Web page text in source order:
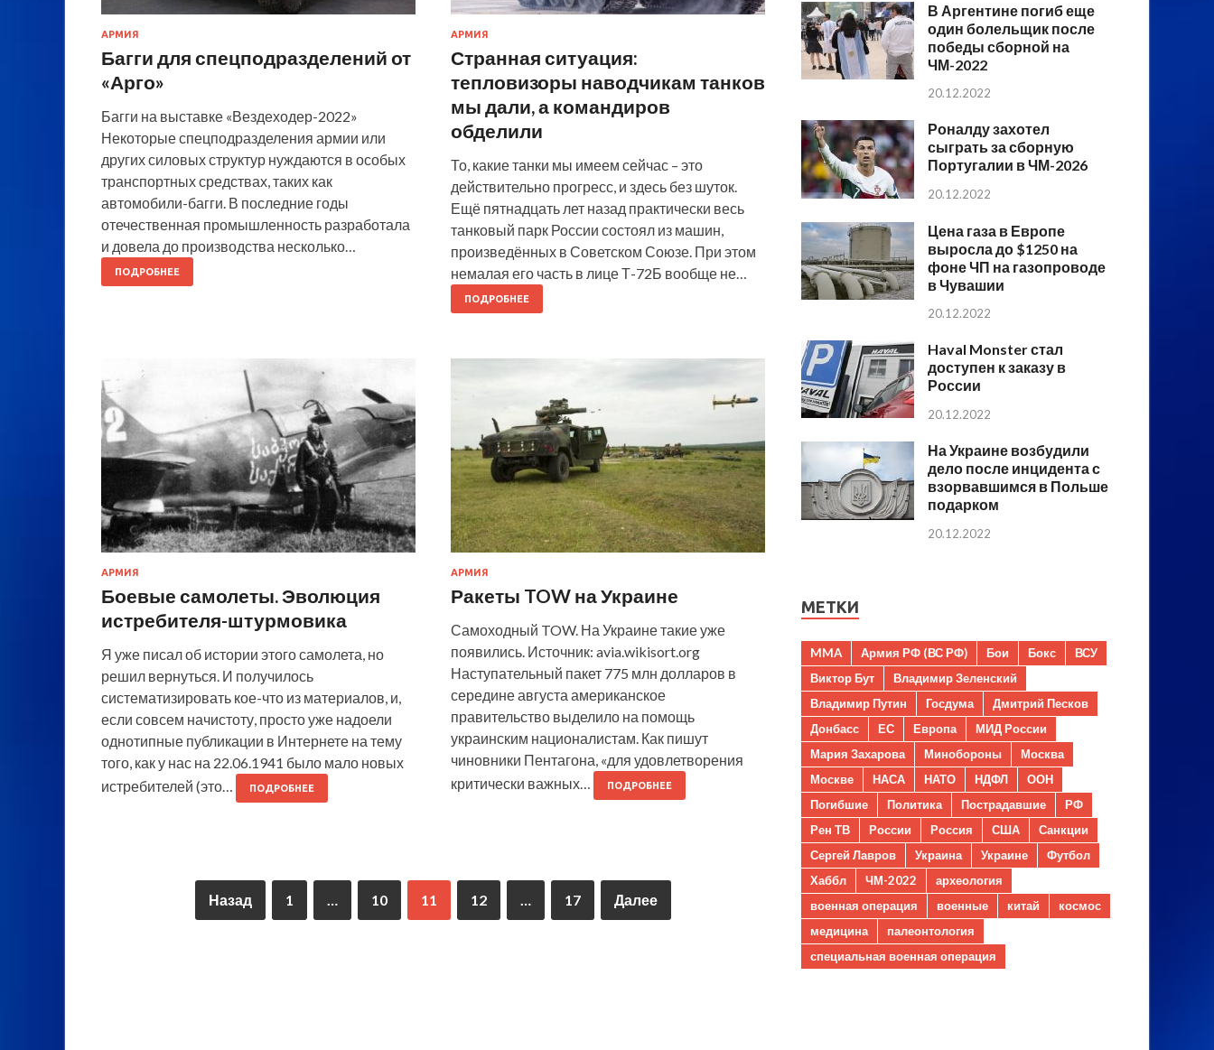
АРМИЯ
Багги для спецподразделений от
«Арго»
Багги на выставке «Вездеходер-2022»
Некоторые спецподразделения армии или
других силовых структур нуждаются в особых
транспортных средствах, таких как
автомобили-багги. В последние годы
отечественная промышленность разработала
и довела до производства несколько…
ПОДРОБНЕЕ
АРМИЯ
Странная ситуация:
тепловизоры наводчикам танков
мы дали, а командиров
обделили
То, какие танки мы имеем сейчас – это
действительно прогресс, и здесь без шуток.
Ещё пятнадцать лет назад практически весь
танковый парк России состоял из машин,
произведённых в Советском Союзе. При этом
немалая его часть в лице Т-72Б вообще не…
ПОДРОБНЕЕ
АРМИЯ
Боевые самолеты. Эволюция
истребителя-штурмовика
Я уже писал об истории этого самолета, но
решил вернуться. И получилось
систематизировать кое-что из материалов, и,
если совсем начистоту, просто уже надоели
однотипные публикации в Интернете на тему
того, как у нас на 22.06.1941 было мало новых
истребителей (это…
ПОДРОБНЕЕ
АРМИЯ
Ракеты TOW на Украине
Самоходный TOW. На Украине такие уже
появились. Источник: avia.wikisort.org
Наступательный пакет 775 млн долларов в
середине августа американское
правительство выделило на помощь
украинским националистам. Как пишут
чиновники Пентагона, «для удовлетворения
критически важных…
ПОДРОБНЕЕ
Назад 1 … 10 11 12 … 17 Далее
В Аргентине погиб еще
один болельщик после
победы сборной на
ЧМ-2022
20.12.2022
Роналду захотел
сыграть за сборную
Португалии в ЧМ-2026
20.12.2022
Цена газа в Европе
выросла до $1250 на
фоне ЧП на газопроводе
в Чувашии
20.12.2022
Haval Monster стал
доступен к заказу в
России
20.12.2022
На Украине возбудили
дело после инцидента с
взорвавшимся в Польше
подарком
20.12.2022
МЕТКИ
MMA Армия РФ (ВС РФ) Бои Бокс
ВСУ
Виктор Бут
Владимир Зеленский
Владимир Путин
Госдума
Дмитрий Песков
Донбасс
ЕС Европа
МИД России
Мария Захарова
Минобороны
Москва
Москве
НАСА НАТО НДФЛ
ООН
Погибшие
Политика Пострадавшие
РФ
Рен ТВ
России Россия США
Санкции
Сергей Лавров
Украина Украине
Футбол
Хаббл
ЧМ-2022
археология
военная операция
военные китай
космос
медицина
палеонтология
специальная военная операция